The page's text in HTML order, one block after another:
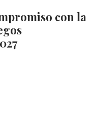
con la